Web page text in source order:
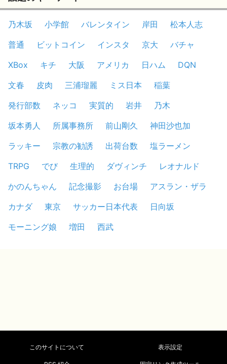
乃木坂 小学館 バレンタイン 岸田
松本人志
普通
ビットコイン インスタ 京大
バチャ
XBox
キチ 大阪 アメリカ 日ハム
DQN
文春
皮肉 三浦瑠麗 ミス日本
稲葉
発行部数
ネッコ 実質的 岩井
乃木
坂本勇人
所属事務所 前山剛久
神田沙也加
ラッキー
宗教の勧誘 出荷台数
塩ラーメン
TRPG
でび 生理的 ダヴィンチ
レオナルド
かのんちゃん
記念撮影 お台場
アスラン・ザラ
カナダ
東京 サッカー日本代表
日向坂
モーニング娘
増田 西武
このサイトについて 表示設定